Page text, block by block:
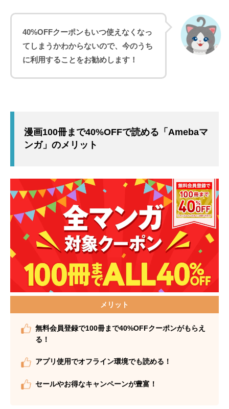
40%OFFクーポンもいつ使えなくなっ
てしまうかわからないので、今のうち
に利用することをお勧めします！
漫画100冊まで40%OFFで読める「Amebaマ
ンガ」のメリット
メリット
無料会員登録で100冊まで40%OFFクーポンがもらえ
る！
アプリ使用でオフライン環境でも読める！
セールやお得なキャンペーンが豊富！